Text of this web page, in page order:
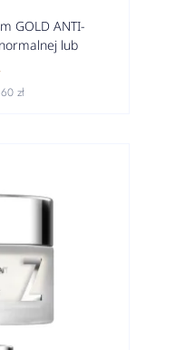
GOLD ANTI-
lub
zł